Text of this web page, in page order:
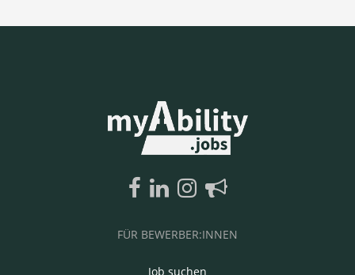
FÜR BEWERBER:INNEN
Job suchen